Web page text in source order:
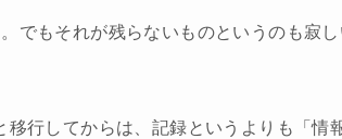
でもそれが残らないものというのも寂
移行してからは、記録というよりも「情